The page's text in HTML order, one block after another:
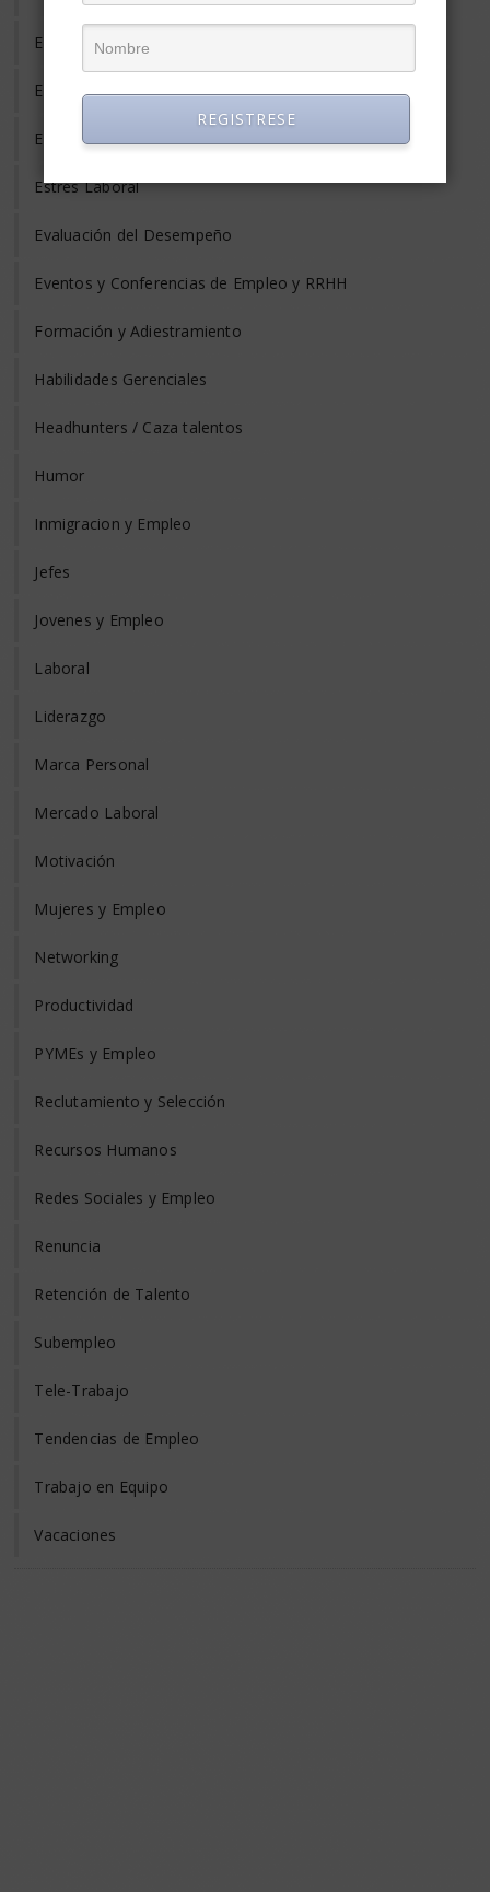
Emprendedores
Entrevista de Trabajo
Equilibrio Vida y Trabajo
Estrés Laboral
Evaluación del Desempeño
Eventos y Conferencias de Empleo y RRHH
Formación y Adiestramiento
Habilidades Gerenciales
Headhunters / Caza talentos
Humor
Inmigracion y Empleo
Jefes
Jovenes y Empleo
Laboral
Liderazgo
Marca Personal
Mercado Laboral
Motivación
Mujeres y Empleo
Networking
Productividad
PYMEs y Empleo
Reclutamiento y Selección
Recursos Humanos
Redes Sociales y Empleo
Renuncia
Retención de Talento
Subempleo
Tele-Trabajo
Tendencias de Empleo
Trabajo en Equipo
Vacaciones
REGISTRESE